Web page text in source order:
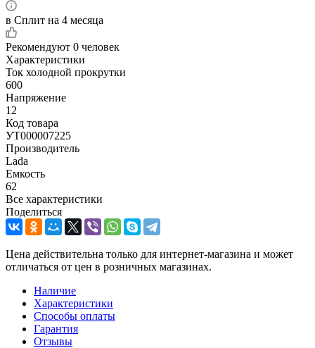
в Сплит на 4 месяца
Рекомендуют 0 человек
Характеристики
Ток холодной прокрутки
600
Напряжение
12
Код товара
УТ000007225
Производитель
Lada
Емкость
62
Все характеристики
Поделиться
Цена действительна только для интернет-магазина и может
отличаться от цен в розничных магазинах.
Наличие
Характеристики
Способы оплаты
Гарантия
Отзывы